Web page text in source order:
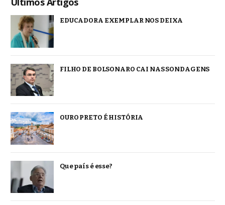
EDUCADORA EXEMPLAR NOS DEIXA
FILHO DE BOLSONARO CAI NAS SONDAGENS
OURO PRETO É HISTÓRIA
Que país é esse?